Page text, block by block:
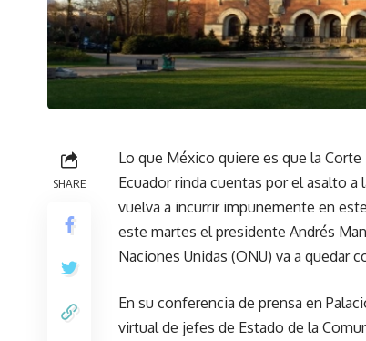
SHARE
Lo que México quiere es que la
Ecuador rinda cuentas por el asalto
vuelva a incurrir impunemente en
este martes el presidente Andrés
Naciones Unidas (ONU) va a quedar
En su conferencia de prensa en
virtual de jefes de Estado de la